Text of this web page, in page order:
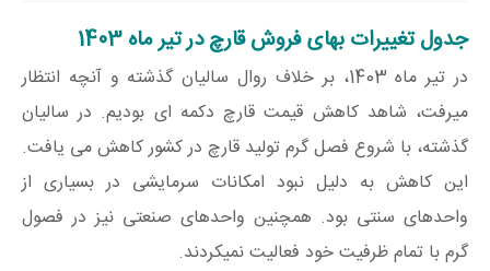
جدول تغییرات بهای فروش قارچ در تیر ماه 1403
در تیر ماه 1403، بر خلاف روال سالیان گذشته و آنچه انتظار
میرفت، شاهد کاهش قیمت قارچ دکمه ای بودیم. در سالیان
گذشته، با شروع فصل گرم تولید قارچ در کشور کاهش می یافت.
این کاهش به دلیل نبود امکانات سرمایشی در بسیاری از
واحدهای سنتی بود. همچنین واحدهای صنعتی نیز در فصول
گرم با تمام ظرفیت خود فعالیت نمیکردند.